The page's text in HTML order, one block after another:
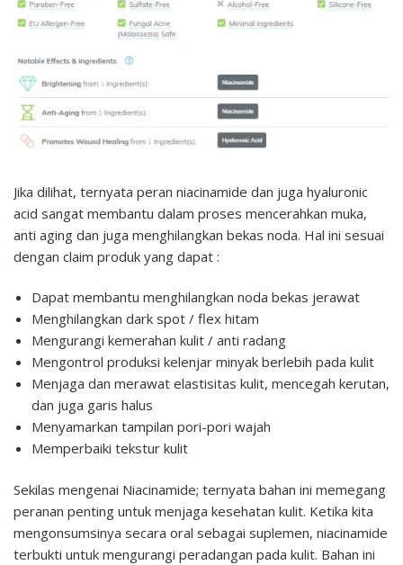
Jika dilihat, ternyata peran niacinamide dan juga hyaluronic
acid sangat membantu dalam proses mencerahkan muka,
anti aging dan juga menghilangkan bekas noda. Hal ini sesuai
dengan claim produk yang dapat :
Dapat membantu menghilangkan noda bekas jerawat
Menghilangkan dark spot / flex hitam
Mengurangi kemerahan kulit / anti radang
Mengontrol produksi kelenjar minyak berlebih pada kulit
Menjaga dan merawat elastisitas kulit, mencegah kerutan,
dan juga garis halus
Menyamarkan tampilan pori-pori wajah
Memperbaiki tekstur kulit
Sekilas mengenai Niacinamide; ternyata bahan ini memegang
peranan penting untuk menjaga kesehatan kulit. Ketika kita
mengonsumsinya secara oral sebagai suplemen, niacinamide
terbukti untuk mengurangi peradangan pada kulit. Bahan ini